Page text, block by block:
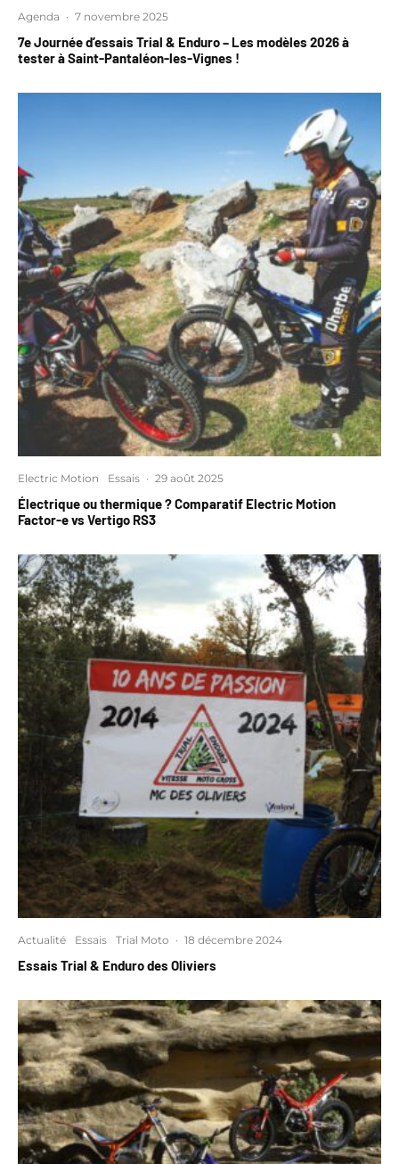
Agenda · 7 novembre 2025
7e Journée d’essais Trial & Enduro – Les modèles 2026 à
tester à Saint-Pantaléon-les-Vignes !
Electric Motion Essais · 29 août 2025
Électrique ou thermique ? Comparatif Electric Motion
Factor-e vs Vertigo RS3
Actualité Essais Trial Moto · 18 décembre 2024
Essais Trial & Enduro des Oliviers